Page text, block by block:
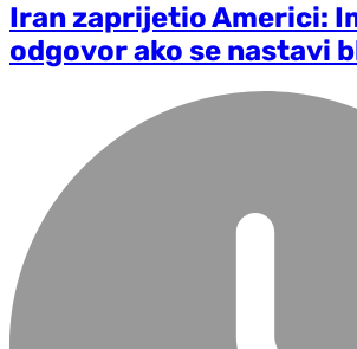
Iran zaprijetio Americi:
odgovor ako se nastavi